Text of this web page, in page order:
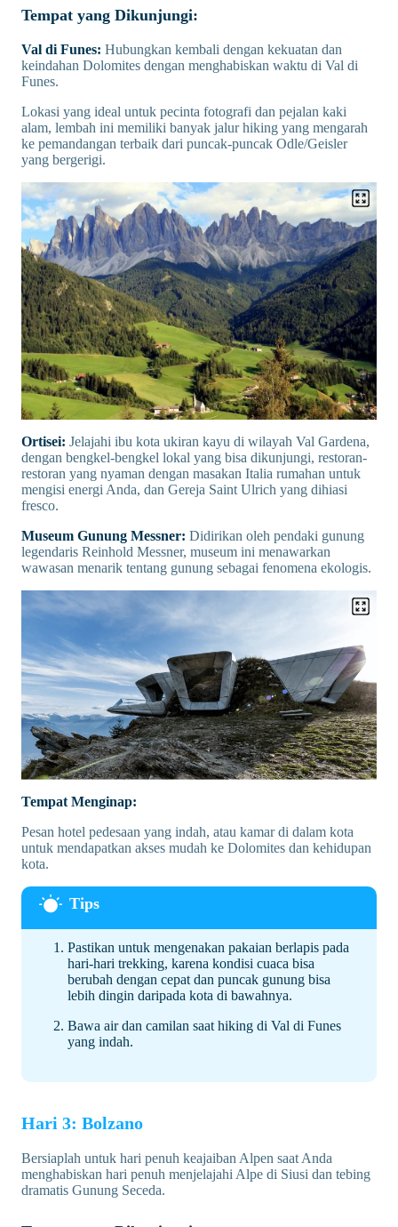
Tempat yang Dikunjungi:
Val di Funes: Hubungkan kembali dengan kekuatan dan
keindahan Dolomites dengan menghabiskan waktu di Val di
Funes.
Lokasi yang ideal untuk pecinta fotografi dan pejalan kaki
alam, lembah ini memiliki banyak jalur hiking yang mengarah
ke pemandangan terbaik dari puncak-puncak Odle/Geisler
yang bergerigi.
Ortisei: Jelajahi ibu kota ukiran kayu di wilayah Val Gardena,
dengan bengkel-bengkel lokal yang bisa dikunjungi, restoran-
restoran yang nyaman dengan masakan Italia rumahan untuk
mengisi energi Anda, dan Gereja Saint Ulrich yang dihiasi
fresco.
Museum Gunung Messner: Didirikan oleh pendaki gunung
legendaris Reinhold Messner, museum ini menawarkan
wawasan menarik tentang gunung sebagai fenomena ekologis.
Tempat Menginap:
Pesan hotel pedesaan yang indah, atau kamar di dalam kota
untuk mendapatkan akses mudah ke Dolomites dan kehidupan
kota.
Pastikan untuk mengenakan pakaian berlapis pada
hari-hari trekking, karena kondisi cuaca bisa
berubah dengan cepat dan puncak gunung bisa
lebih dingin daripada kota di bawahnya.
Bawa air dan camilan saat hiking di Val di Funes
yang indah.
Hari 3: Bolzano
Bersiaplah untuk hari penuh keajaiban Alpen saat Anda
menghabiskan hari penuh menjelajahi Alpe di Siusi dan tebing
dramatis Gunung Seceda.